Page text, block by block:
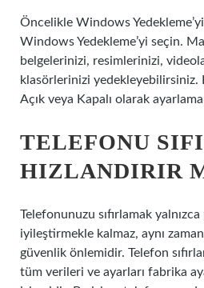
Öncelikle Windows
Windows Yedekleme’yi seçin.
belgelerinizi, resimlerinizi,
klasörlerinizi yedekleyebilirsiniz.
Açık veya Kapalı olarak
TELEFONU
HIZLANDIRIR
Telefonunuzu sıfırlamak
iyileştirmekle kalmaz, aynı
güvenlik önlemidir. Telefon
tüm verileri ve ayarları fabrika